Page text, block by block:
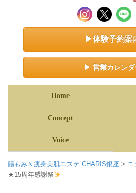
▶体験予約案
▶ 営業カレン
Home
Concept
Voice
腸もみ＆痩身美肌エステ CHARIS銀座 > ニ
★15周年感謝祭